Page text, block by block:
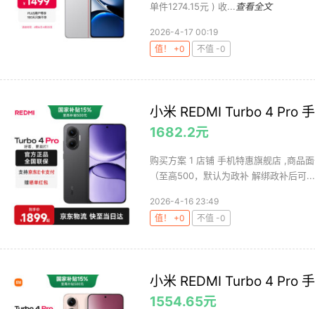
单件1274.15元 ) 收... 查看全文
2026-4-17 00:19
值！ +0
不值 -0
小米 REDMI Turbo 4 Pro
1682.2元
购买方案 1 店铺 手机特惠旗舰店 ,商品
（至高500，默认为政补 解绑政补后可...
2026-4-16 23:49
值！ +0
不值 -0
小米 REDMI Turbo 4 Pro
1554.65元